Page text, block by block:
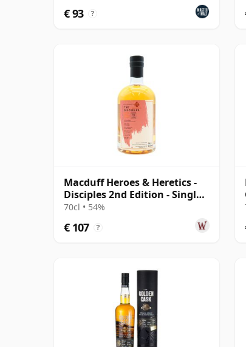
€ 93 ?
Macduff Heroes & Heretics -
Disciples 2nd Edition - Single
2008 13 jaar oud
70cl • 54%
€ 107 ?